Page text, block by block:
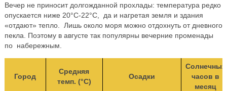
Вечер не приносит долгожданной прохлады: температура редко
опускается ниже 20°C-22°C, да и нагретая земля и здания
«отдают» тепло. Лишь около моря можно отдохнуть от дневного
пекла. Поэтому в августе так популярны вечерние променады
по набережным.
Город
Средняя
темп. (°C)
Осадки
Солнечных
часов в
месяц